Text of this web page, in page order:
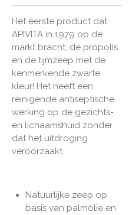
Het eerste product dat
APIVITA in 1979 op de
markt bracht; de propolis
en de tijmzeep met de
kenmerkende zwarte
kleur! Het heeft een
reinigende antiseptische
werking op de gezichts-
en lichaamshuid zonder
dat het uitdroging
veroorzaakt.
Natuurlijke zeep op
basis van palmolie en